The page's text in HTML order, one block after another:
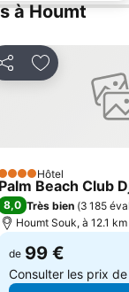
à Houmt
PartagerAjouter à
ÉtoilesHôtel
Palm Beach Club
8,0 Très bien (3 185
Houmt Souk, à 12.1
de 99 €
Consulter les prix